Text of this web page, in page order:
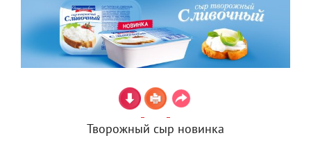
Творожный сыр новинка